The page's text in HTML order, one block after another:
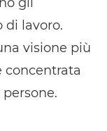
di lavoro.
visione più
concentrata